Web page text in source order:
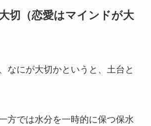
切（恋愛はマインドが大
なにが大切かというと、土台と
方では水分を一時的に保つ保水